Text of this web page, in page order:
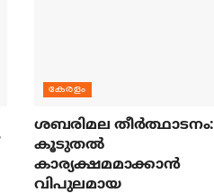
കേരളം
ശബരിമല തീര്‍ത്ഥാടനം:
കൂടുതല്‍
കാര്യക്ഷമമാക്കാന്‍
വിപുലമായ